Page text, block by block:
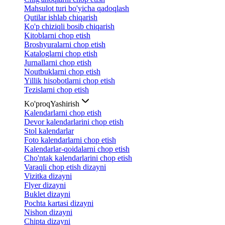
Mahsulot turi bo'yicha qadoqlash
Qutilar ishlab chiqarish
Ko'p chiziqli bosib chiqarish
Kitoblarni chop etish
Broshyuralarni chop etish
Kataloglarni chop etish
Jurnallarni chop etish
Noutbuklarni chop etish
Yillik hisobotlarni chop etish
Tezislarni chop etish
Ko'proqYashirish
Kalendarlarni chop etish
Devor kalendarlarini chop etish
Stol kalendarlar
Foto kalendarlarni chop etish
Kalendarlar-qoidalarni chop etish
Cho'ntak kalendarlarini chop etish
Varaqli chop etish dizayni
Vizitka dizayni
Flyer dizayni
Buklet dizayni
Pochta kartasi dizayni
Nishon dizayni
Chipta dizayni